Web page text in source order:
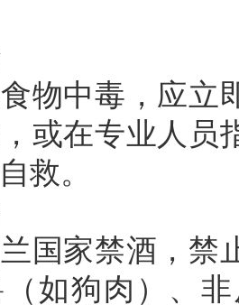
中毒，应立即
或在专业人员
救。
家禁酒，禁止
（如狗肉）、